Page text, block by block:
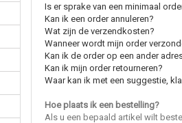
Is er sprake van een minimaal
Kan ik een order annuleren?
Wat zijn de verzendkosten?
Wanneer wordt mijn order
Kan ik de order op een ander
Kan ik mijn order retourneren?
Waar kan ik met een suggestie,
Hoe plaats ik een bestelling?
Als u een bepaald artikel wilt